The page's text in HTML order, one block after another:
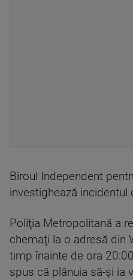
Biroul Independent
investighează incidentul
Poliţia Metropolitană a
chemaţi la o adresă din
timp înainte de ora
spus că plănuia să-şi ia